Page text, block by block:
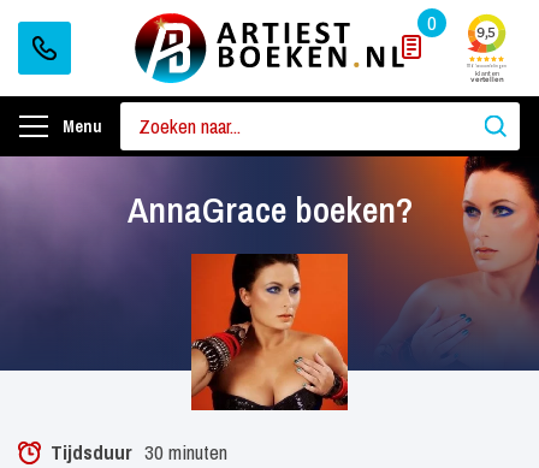
0
Menu
AnnaGrace boeken?
Tijdsduur 30 minuten